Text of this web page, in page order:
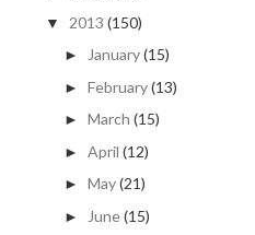
▼ 2013 (150)
► January(15)
► February(13)
► March (15)
► April (12)
► May(21)
► June(15)